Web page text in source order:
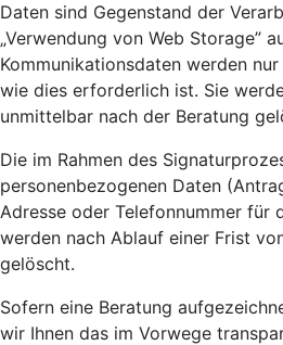
Daten sind Gegenstand der
„Verwendung von Web Storage”
Kommunikationsdaten werden
wie dies erforderlich ist. Sie
unmittelbar nach der Beratung
Die im Rahmen des
personenbezogenen Daten
Adresse oder Telefonnummer für
werden nach Ablauf einer Frist
gelöscht.
Sofern eine Beratung
wir Ihnen das im Vorwege